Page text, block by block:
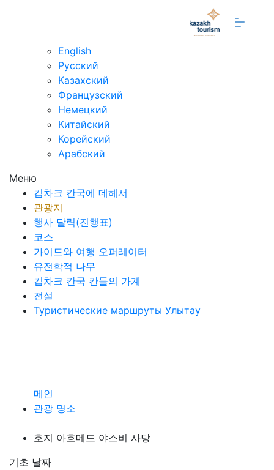
English
Русский
Казахский
Французский
Немецкий
Китайский
Корейский
Арабский
Меню
킵차크 칸국에 데헤서
관광지
행사 달력(진행표)
코스
가이드와 여행 오퍼레이터
유전학적 나무
킵차크 칸국 칸들의 가계
전설
Туристические маршруты Улытау
메인
관광 명소
호지 아흐메드 야스비 사당
기초 날짜